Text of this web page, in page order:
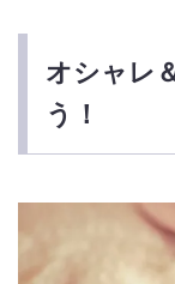
オシャレ
う！